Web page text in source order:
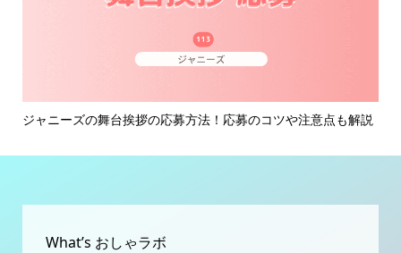
ジャニーズの舞台挨拶の応募方法！応募のコツや注意点も解説
What’s おしゃラボ